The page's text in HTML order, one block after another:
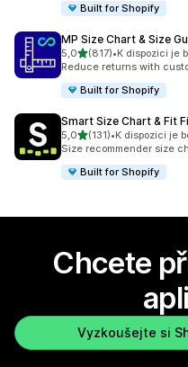
Built for Shopify
MP Size Chart & Size
5,0z 5 hvězd
(817)
Celkový počet recenzí: 817
•K dispozici je
Reduce returns with
Built for Shopify
Smart Size Chart & Fit
5,0z 5 hvězd
(131)
Celkový počet recenzí: 131
•K dispozici je
Size recommender size
Built for Shopify
Chcete
Vyzkoušejte si